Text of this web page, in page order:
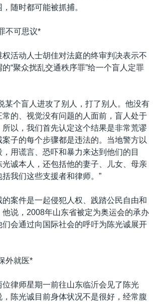
随时都可能被抓捕。
不可思议*
权活动人士胡佳对法庭的终审判决表示不
“聚众扰乱交通秩序罪”给一个盲人定罪
某个盲人进攻了别人，打了别人。他没有
的、视觉没有问题的人面前，盲人处于
以，我们首先认定这个结果是非常荒谬
子的每个步骤都是违法的。当地警方以
用谎言、恐吓和暴力来达到他们的目
光诚本人，还包括他的妻子、儿女、母亲
我们这些支援者和律师。”
案件是一起侵犯人权、践踏公民自由和
说，2008年山东省被定为奥运会的承办
会通过向国际社会的呼吁为陈光诚展开
外就医*
律师星期一前往山东临沂会见了陈光
陈光诚目前身体状况不是很好，经常腹